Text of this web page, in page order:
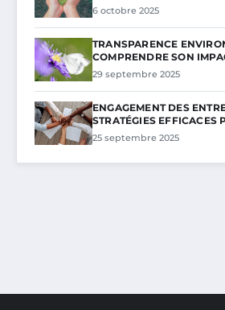
6 octobre 2025
TRANSPARENCE
COMPRENDRE SON
29 septembre 2025
ENGAGEMENT DES
STRATÉGIES EFFICACES
25 septembre 2025